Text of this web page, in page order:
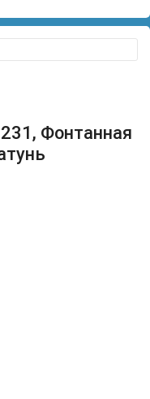
Фонтанная